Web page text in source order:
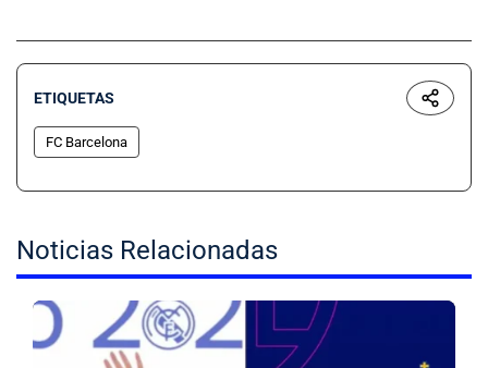
ETIQUETAS
FC Barcelona
Noticias Relacionadas